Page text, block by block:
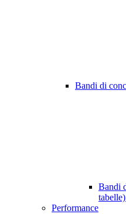
Bandi di
Bandi
tabelle)
Performance